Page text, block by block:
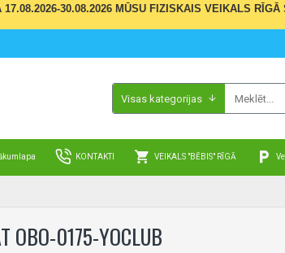
30.08.2026 MŪSU FIZISKAIS VEIKALS
Visas kategorijas
KONTAKTI VEIKALS "BĒBIS" RĪGĀ
OBO-0175-YOCLUB